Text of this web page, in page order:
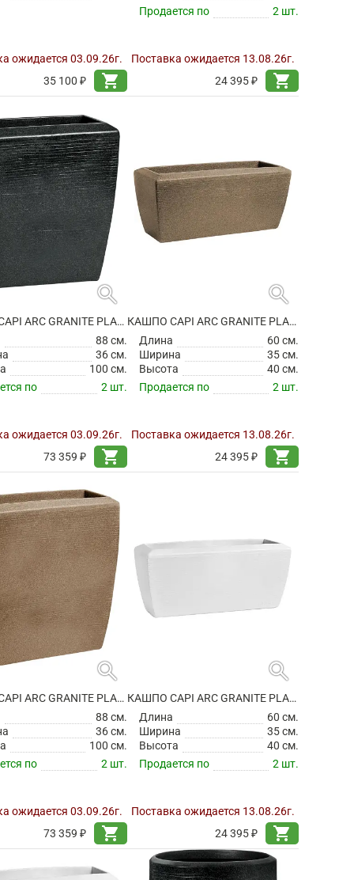
ожидается 03.09.26г.
35 100 ₽
shopping_cart
Продается по
2 шт.
Поставка ожидается 13.08.26г.
24 395 ₽
shopping_cart
search
КАШПО CAPI ARC GRANITE PLANTER RECTANGLE BLACK
88 см.
36 см.
100 см.
по
2 шт.
ожидается 03.09.26г.
73 359 ₽
shopping_cart
search
КАШПО CAPI ARC GRANITE PLANTER RECTANGLE WARM TAUPE
Длина
60 см.
Ширина
35 см.
Высота
40 см.
Продается по
2 шт.
Поставка ожидается 13.08.26г.
24 395 ₽
shopping_cart
search
КАШПО CAPI ARC GRANITE PLANTER RECTANGLE WARM TAUPE
88 см.
36 см.
100 см.
по
2 шт.
ожидается 03.09.26г.
73 359 ₽
shopping_cart
search
КАШПО CAPI ARC GRANITE PLANTER RECTANGLE WHITE
Длина
60 см.
Ширина
35 см.
Высота
40 см.
Продается по
2 шт.
Поставка ожидается 13.08.26г.
24 395 ₽
shopping_cart